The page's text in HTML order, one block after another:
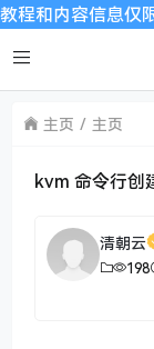
和内容信息仅限
主页 主页
kvm 命令行
清朝云
198